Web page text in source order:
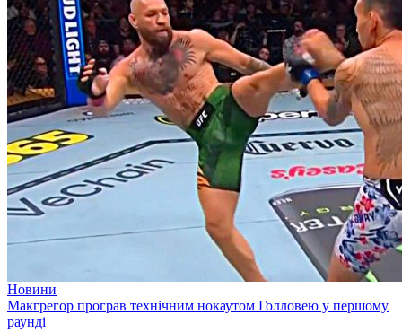
Новини
Макгрегор програв технічним нокаутом Голловею у першому
раунді